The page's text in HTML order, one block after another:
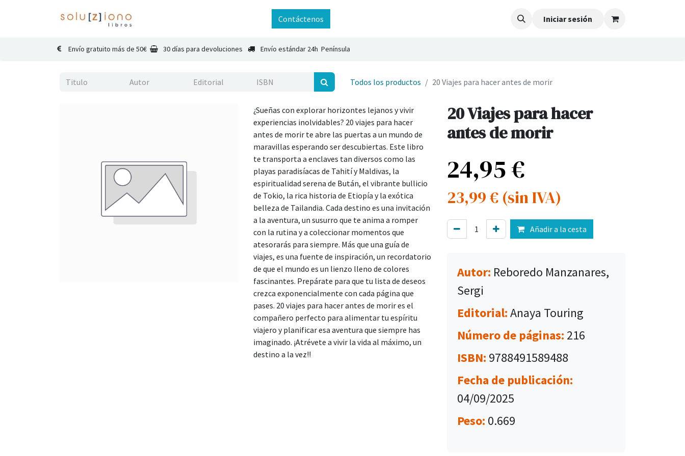
Contáctenos Iniciar sesión
Envío gratuito más de 50€ 30 días para devoluciones Envío estándar 24h Península
Todos los productos 20 Viajes para hacer antes de morir
¿Sueñas con explorar horizontes lejanos y vivir
experiencias inolvidables? 20 viajes para hacer
antes de morir te abre las puertas a un mundo de
maravillas esperando ser descubiertas. Este libro
te transporta a enclaves tan diversos como las
playas paradisíacas de Tahití y Maldivas, la
espiritualidad serena de Bután, el vibrante bullicio
de Tokio, la rica historia de Etiopía y la exótica
belleza de Tailandia. Cada destino es una invitación
a la aventura, un susurro que te anima a romper
con la rutina y a coleccionar momentos que
atesorarás para siempre. Más que una guía de
viajes, es una fuente de inspiración, un recordatorio
de que el mundo es un lienzo lleno de colores
fascinantes. Prepárate para que tu lista de deseos
crezca exponencialmente con cada página que
pases. 20 viajes para hacer antes de morir es el
compañero perfecto para alimentar tu espíritu
viajero y planificar esa aventura que siempre has
imaginado. ¡Atrévete a vivir la vida al máximo, un
destino a la vez!!
20 Viajes para hacer
antes de morir
24,95€
23,99€ (sin IVA)
Añadir a la cesta
Autor: Reboredo Manzanares,
Sergi
Editorial:Anaya Touring
Número de páginas: 216
ISBN: 9788491589488
Fecha de publicación:
04/09/2025
Peso: 0.669